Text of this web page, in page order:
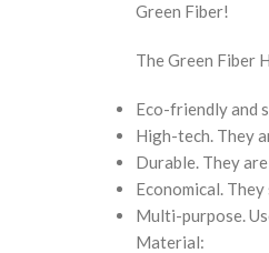
Green Fiber!
The Green Fiber
Eco-friendly and
High-tech. They
Durable. They
Economical.
Multi-purpose.
Material: